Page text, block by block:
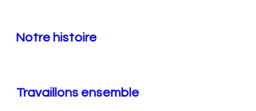
Notre histoire
Travaillons ensemble